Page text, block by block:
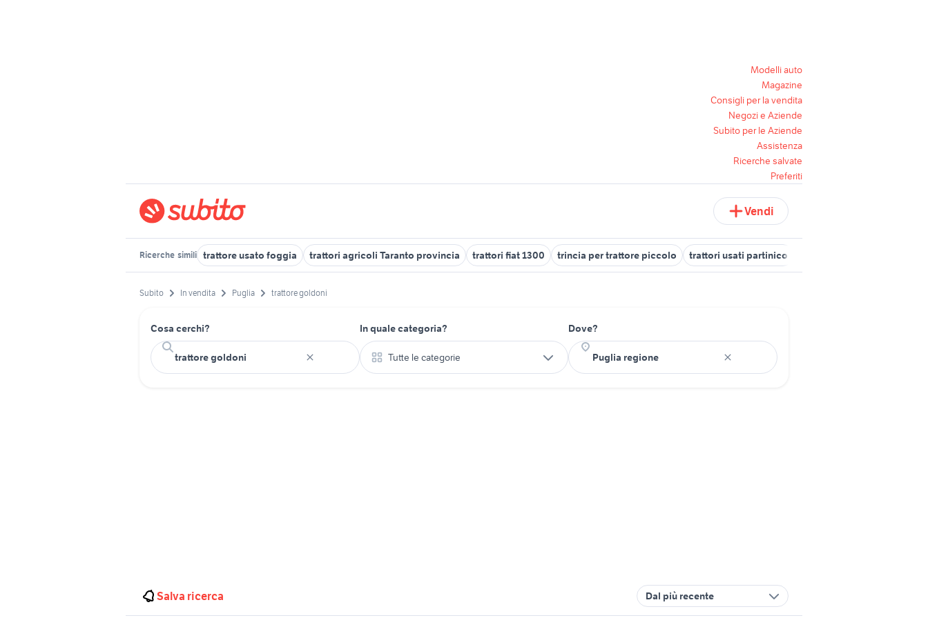
Modelli auto
Magazine
Consigli per la vendita
Negozi e Aziende
Subito per le Aziende
Assistenza
Ricerche salvate
Preferiti
Vendi
Ricerche simili trattore usato foggia trattori agricoli Taranto provincia trattori fiat 1300 trincia per trattore piccolo trattori usati partinico
Subito In vendita Puglia trattore goldoni
Cosa cerchi? In quale categoria?
Tutte le categorie
Dove?
Salva ricerca Dal più recente